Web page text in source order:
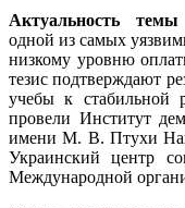
Актуальность темы
одной из самых
низкому уровню
тезис подтверждают
учебы к стабильной
провели Институт
имени М. В. Птухи
Украинский центр
Международной